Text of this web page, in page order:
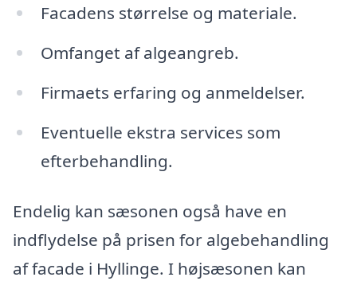
Facadens størrelse og materiale.
Omfanget af algeangreb.
Firmaets erfaring og anmeldelser.
Eventuelle ekstra services som
efterbehandling.
Endelig kan sæsonen også have en
indflydelse på prisen for algebehandling
af facade i Hyllinge. I højsæsonen kan